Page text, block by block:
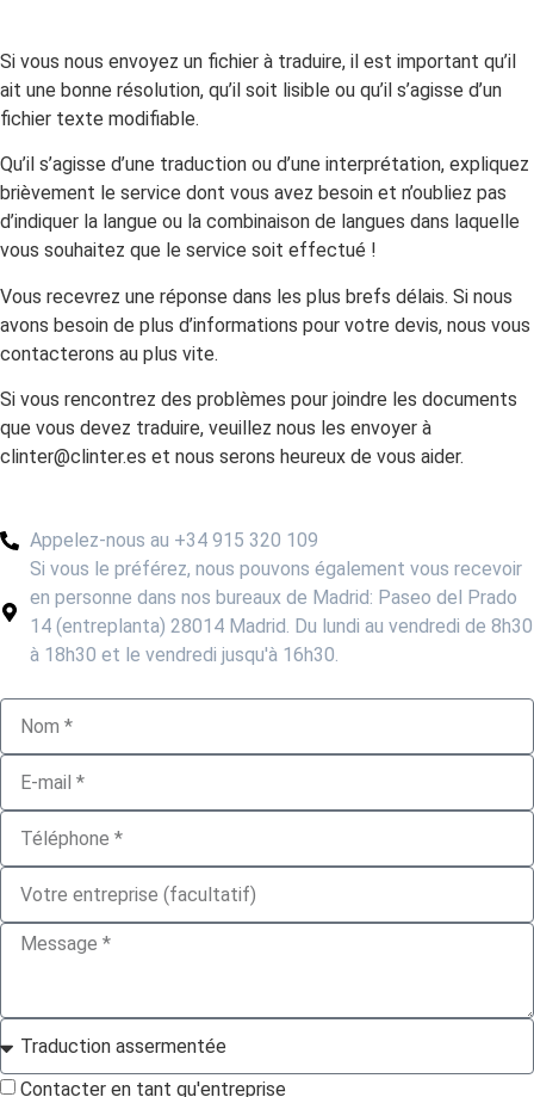
Si vous nous envoyez un fichier à traduire, il est important qu’il
ait une bonne résolution, qu’il soit lisible ou qu’il s’agisse d’un
fichier texte modifiable.
Qu’il s’agisse d’une traduction ou d’une interprétation, expliquez
brièvement le service dont vous avez besoin et n’oubliez pas
d’indiquer la langue ou la combinaison de langues dans laquelle
vous souhaitez que le service soit effectué !
Vous recevrez une réponse dans les plus brefs délais. Si nous
avons besoin de plus d’informations pour votre devis, nous vous
contacterons au plus vite.
Si vous rencontrez des problèmes pour joindre les documents
que vous devez traduire, veuillez nous les envoyer à
clinter@clinter.es et nous serons heureux de vous aider.
Appelez-nous au +34 915 320 109
Si vous le préférez, nous pouvons également vous recevoir
en personne dans nos bureaux de Madrid: Paseo del Prado
14 (entreplanta) 28014 Madrid. Du lundi au vendredi de 8h30
à 18h30 et le vendredi jusqu'à 16h30.
Contacter en tant qu'entreprise